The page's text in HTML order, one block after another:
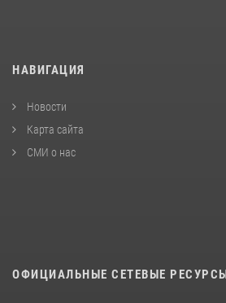
НАВИГАЦИЯ
Новости
Карта сайта
СМИ о нас
ОФИЦИАЛЬНЫЕ СЕТЕВЫЕ РЕСУРСЫ